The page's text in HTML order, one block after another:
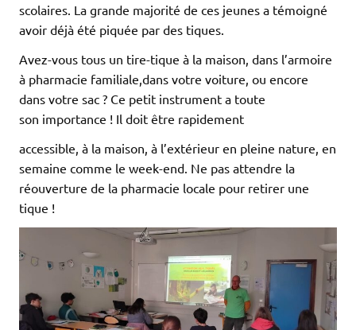
scolaires. La grande majorité de ces jeunes a témoigné
avoir déjà été piquée par des tiques.
Avez-vous tous un tire-tique à la maison, dans l’armoire
à pharmacie familiale,dans votre voiture, ou encore
dans votre sac ? Ce petit instrument a toute
son importance ! Il doit être rapidement
accessible, à la maison, à l’extérieur en pleine nature, en
semaine comme le week-end. Ne pas attendre la
réouverture de la pharmacie locale pour retirer une
tique !